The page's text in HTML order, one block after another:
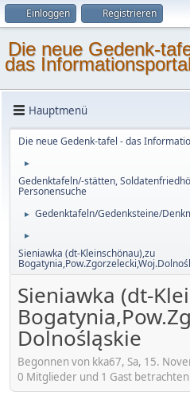
Einloggen Registrieren
Die neue Gedenk-
das
Hauptmenü
Die neue Gedenk-tafel - das
►
Gedenktafeln/-stätten,
Personensuche
► Gedenktafeln/Gedenksteine/
►
Sieniawka (dt-Kleinschönau),zu
Sieniawka (dt-
Dolnośląskie
Begonnen von kka67, Sa, 15.
0 Mitglieder und 1 Gast betrachten